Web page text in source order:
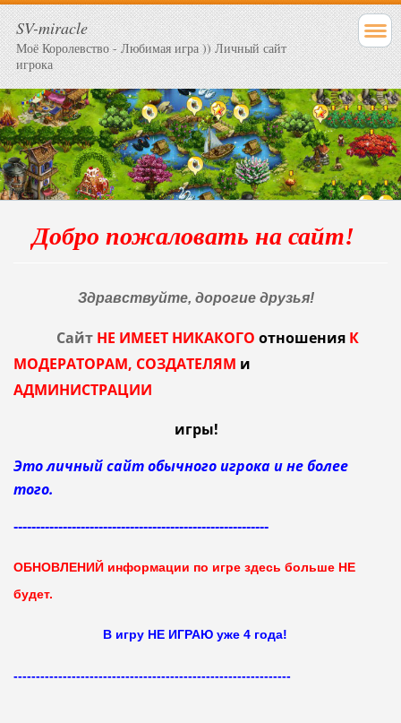
SV-miracle
Моё Королевство - Любимая игра )) Личный сайт
игрока
Добро пожаловать на сайт!
Здравствуйте, дорогие друзья!
СайтНЕ ИМЕЕТ НИКАКОГО отношенияК
МОДЕРАТОРАМ, СОЗДАТЕЛЯМ и
АДМИНИСТРАЦИИ
игры!
Это личный сайт обычного игрока и не более
того.
---------------------------------------------------------
ОБНОВЛЕНИЙ информации по игре здесь больше НЕ
будет.
В игру НЕ ИГРАЮ уже 4 года!
--------------------------------------------------------------